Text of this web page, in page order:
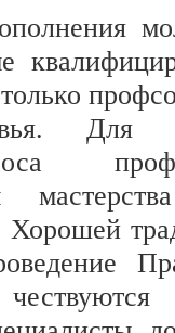
Для
Хорошей